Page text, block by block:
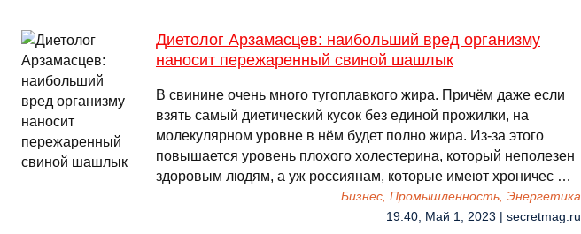
Диетолог Арзамасцев: наибольший вред организму
наносит пережаренный свиной шашлык
В свинине очень много тугоплавкого жира. Причём даже если
взять самый диетический кусок без единой прожилки, на
молекулярном уровне в нём будет полно жира. Из-за этого
повышается уровень плохого холестерина, который неполезен
здоровым людям, а уж россиянам, которые имеют хроничес …
Бизнес, Промышленность, Энергетика
19:40, Май 1, 2023 | secretmag.ru